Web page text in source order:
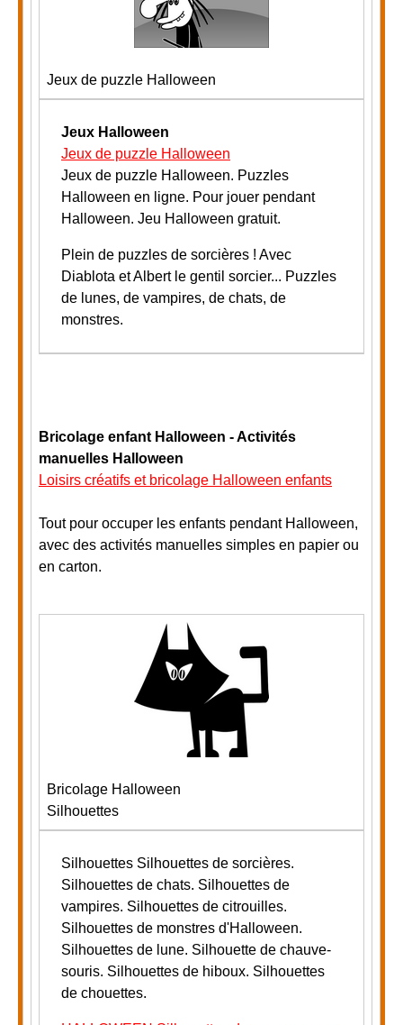
Jeux de puzzle Halloween
Jeux Halloween
Jeux de puzzle Halloween
Jeux de puzzle Halloween. Puzzles
Halloween en ligne. Pour jouer pendant
Halloween. Jeu Halloween gratuit.
Plein de puzzles de sorcières ! Avec
Diablota et Albert le gentil sorcier... Puzzles
de lunes, de vampires, de chats, de
monstres.
Bricolage enfant Halloween - Activités
manuelles Halloween
Loisirs créatifs et bricolage Halloween enfants
Tout pour occuper les enfants pendant Halloween,
avec des activités manuelles simples en papier ou
en carton.
Bricolage Halloween
Silhouettes
Silhouettes Silhouettes de sorcières.
Silhouettes de chats. Silhouettes de
vampires. Silhouettes de citrouilles.
Silhouettes de monstres d'Halloween.
Silhouettes de lune. Silhouette de chauve-
souris. Silhouettes de hiboux. Silhouettes
de chouettes.